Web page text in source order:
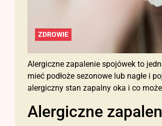
ZDROWIE
Alergiczne zapalenie spojówek to
mieć podłoże sezonowe lub nagłe i
alergiczny stan zapalny oka i co
Alergiczne